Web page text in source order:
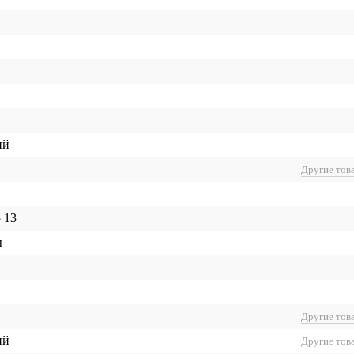
Другие
13
Другие
Другие